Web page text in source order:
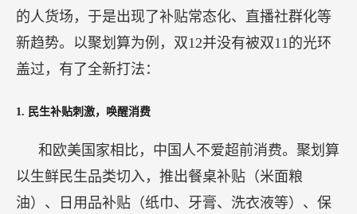
的人货场，于是出现了补贴常态化、直播社群化等
新趋势。以聚划算为例，双12并没有被双11的光环
盖过，有了全新打法：
1. 民生补贴刺激，唤醒消费
和欧美国家相比，中国人不爱超前消费。聚划算
以生鲜民生品类切入，推出餐桌补贴（米面粮
油）、日用品补贴（纸巾、牙膏、洗衣液等）、保